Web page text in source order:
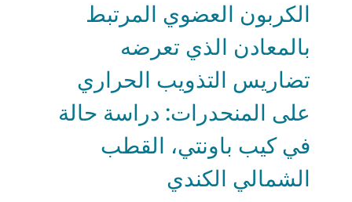
الكربون العضوي المرتبط
بالمعادن الذي تعرضه
تضاريس التذويب الحراري
على المنحدرات: دراسة حالة
في كيب باونتي، القطب
الشمالي الكندي